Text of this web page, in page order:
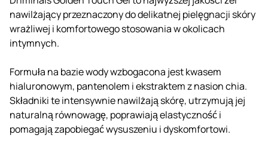
nawilżający przeznaczony do delikatnej pielęgnacji skóry
wrażliwej i komfortowego stosowania w okolicach
intymnych.
Formuła na bazie wody wzbogacona jest kwasem
hialuronowym, pantenolem i ekstraktem z nasion chia.
Składniki te intensywnie nawilżają skórę, utrzymują jej
naturalną równowagę, poprawiają elastyczność i
pomagają zapobiegać wysuszeniu i dyskomfortowi.